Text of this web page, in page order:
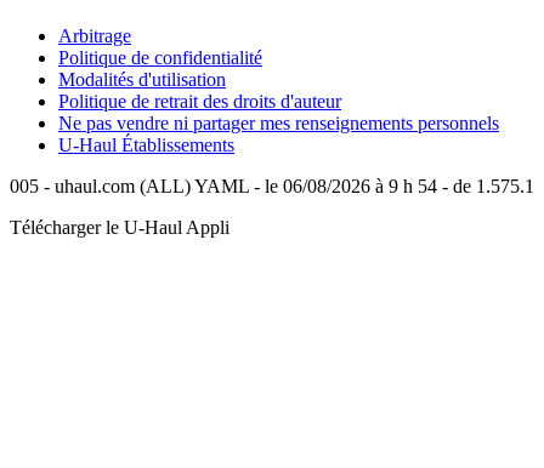
Arbitrage
Politique de confidentialité
Modalités d'utilisation
Politique de retrait des droits d'auteur
Ne pas vendre ni partager mes renseignements personnels
U-Haul Établissements
005 - uhaul.com (ALL) YAML - le 06/08/2026 à 9 h 54 - de 1.575.1
Télécharger le U-Haul Appli